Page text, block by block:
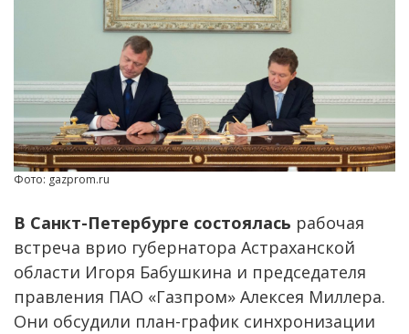
Фото: gazprom.ru
В Санкт-Петербурге состоялась рабочая
встреча врио губернатора Астраханской
области Игоря Бабушкина и председателя
правления ПАО «Газпром» Алексея Миллера.
Они обсудили план-график синхронизации